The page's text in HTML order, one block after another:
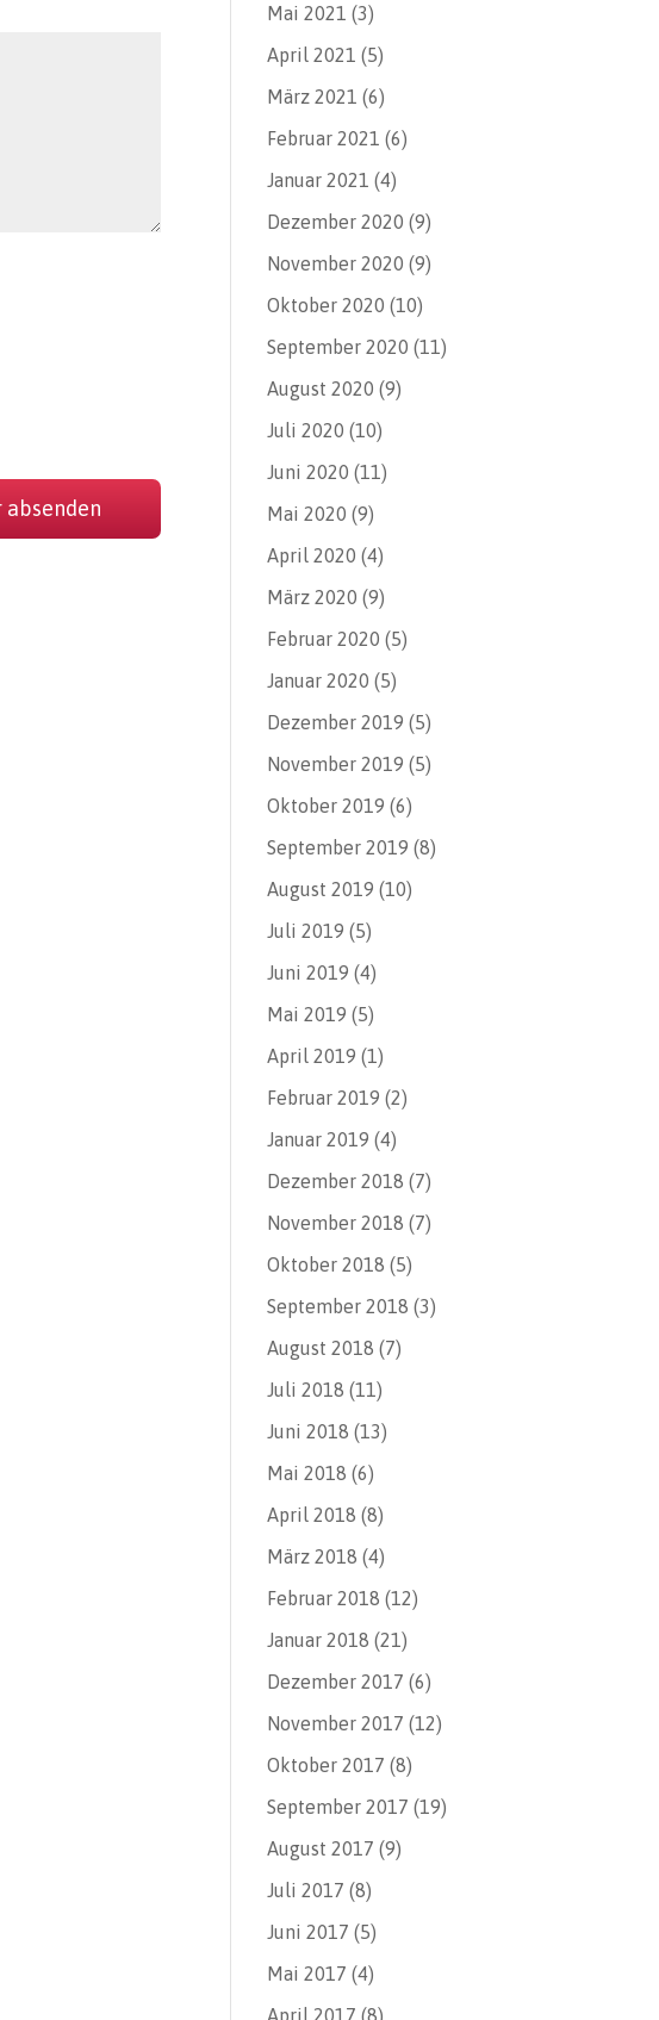
Mai 2021 (3)
April 2021 (5)
März 2021 (6)
Februar 2021 (6)
Januar 2021 (4)
Dezember 2020 (9)
November 2020 (9)
Oktober 2020 (10)
September 2020 (11)
August 2020 (9)
Juli 2020 (10)
Juni 2020 (11)
Mai 2020 (9)
April 2020 (4)
März 2020 (9)
Februar 2020 (5)
Januar 2020 (5)
Dezember 2019 (5)
November 2019 (5)
Oktober 2019 (6)
September 2019 (8)
August 2019 (10)
Juli 2019 (5)
Juni 2019 (4)
Mai 2019 (5)
April 2019 (1)
Februar 2019 (2)
Januar 2019 (4)
Dezember 2018 (7)
November 2018 (7)
Oktober 2018 (5)
September 2018 (3)
August 2018 (7)
Juli 2018 (11)
Juni 2018 (13)
Mai 2018 (6)
April 2018 (8)
März 2018 (4)
Februar 2018 (12)
Januar 2018 (21)
Dezember 2017 (6)
November 2017 (12)
Oktober 2017 (8)
September 2017 (19)
August 2017 (9)
Juli 2017 (8)
Juni 2017 (5)
Mai 2017 (4)
April 2017 (8)